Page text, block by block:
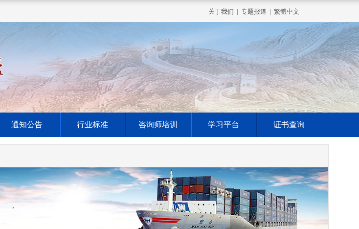
关于我们 | 专题报道 | 繁體中文
通知公告 行业标准 咨询师培训 学习平台 证书查询